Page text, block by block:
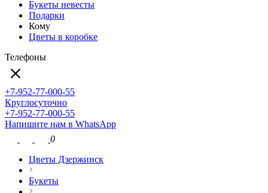
Букеты невесты
Подарки
Кому
Цветы в коробке
Телефоны
+7-952-77-000-55
Круглосуточно
+7-952-77-000-55
Напишите нам в WhatsApp
0
Цветы Дзержинск
Букеты